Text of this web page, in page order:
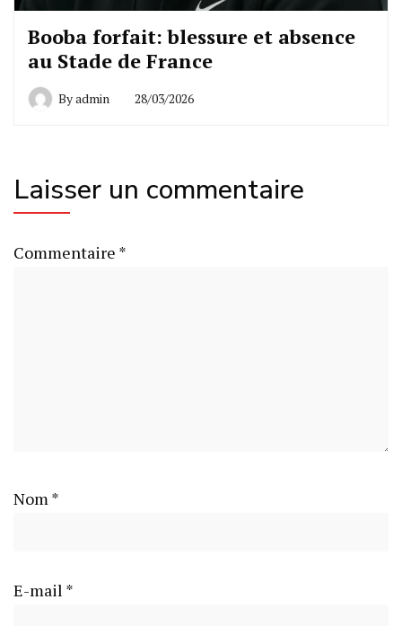
Booba forfait: blessure et absence
au Stade de France
Byadmin 28/03/2026
Laisser un commentaire
Commentaire *
Nom *
E-mail *